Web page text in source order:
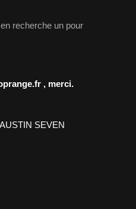
recherche un pour
, merci.